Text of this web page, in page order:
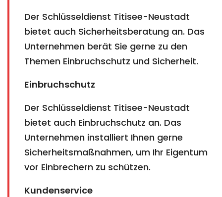
Der Schlüsseldienst Titisee-Neustadt
bietet auch Sicherheitsberatung an. Das
Unternehmen berät Sie gerne zu den
Themen Einbruchschutz und Sicherheit.
Einbruchschutz
Der Schlüsseldienst Titisee-Neustadt
bietet auch Einbruchschutz an. Das
Unternehmen installiert Ihnen gerne
Sicherheitsmaßnahmen, um Ihr Eigentum
vor Einbrechern zu schützen.
Kundenservice